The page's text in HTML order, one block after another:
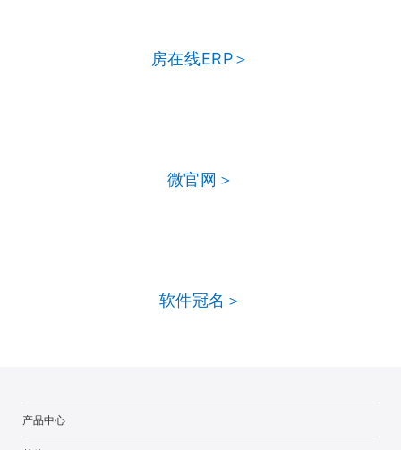
房在线ERP＞
微官网＞
软件冠名＞
产品中心